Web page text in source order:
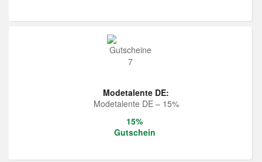
Modetalente DE:
Modetalente DE – 15%
15%
Gutschein